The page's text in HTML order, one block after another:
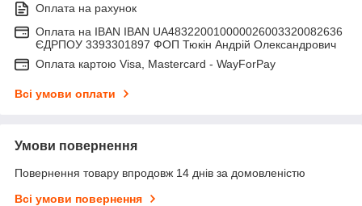
Оплата на рахунок
Оплата на IBAN IBAN UA483220010000026003320082636
ЄДРПОУ 3393301897 ФОП Тюкін Андрій Олександрович
Оплата картою Visa, Mastercard - WayForPay
Всі умови оплати
Умови повернення
Повернення товару впродовж 14 днів за домовленістю
Всі умови повернення